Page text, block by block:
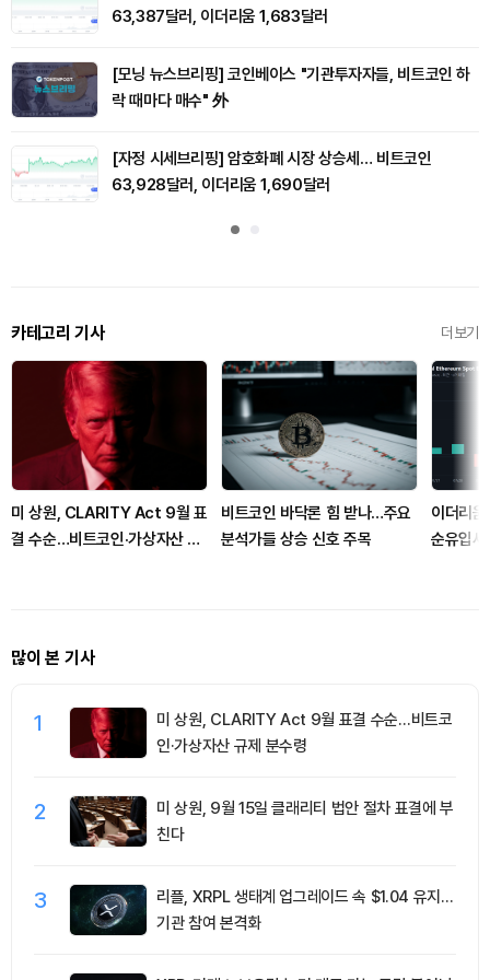
63,387달러, 이더리움 1,683달러
[모닝 뉴스브리핑] 코인베이스 "기관투자자들, 비트코인 하
락 때마다 매수" 外
[자정 시세브리핑] 암호화폐 시장 상승세… 비트코인
63,928달러, 이더리움 1,690달러
카테고리 기사 더보기
미 상원, CLARITY Act 9월 표
결 수순…비트코인·가상자산 규
비트코인 바닥론 힘 받나…주요
분석가들 상승 신호 주목
이더리
순유입
많이 본 기사
1
미 상원, CLARITY Act 9월 표결 수순…비트코
인·가상자산 규제 분수령
2
미 상원, 9월 15일 클래리티 법안 절차 표결에 부
친다
3
리플, XRPL 생태계 업그레이드 속 $1.04 유지…
기관 참여 본격화